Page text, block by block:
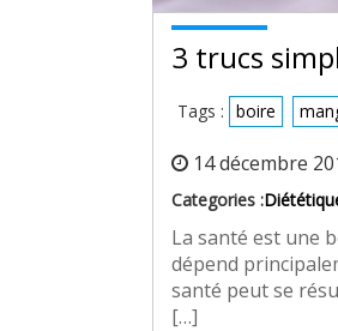
3 trucs
Tags : boire
14 décembre
Categories :
La santé est une
dépend
santé peut se
[…]